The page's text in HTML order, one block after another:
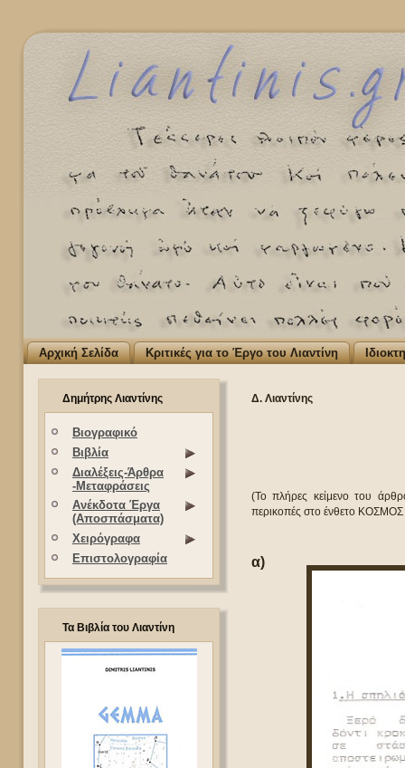
Αρχική Σελίδα Κριτικές για το Έργο του Λιαντίνη
Δημήτρης Λιαντίνης
Βιογραφικό
Βιβλία
Διαλέξεις-Άρθρα
-Μεταφράσεις
Ανέκδοτα Έργα
(Αποσπάσματα)
Χειρόγραφα
Επιστολογραφία
Τα Βιβλία του Λιαντίνη
Δ. Λιαντίνης
(Το πλήρες κείμενο του
περικοπές στο ένθετο
α)